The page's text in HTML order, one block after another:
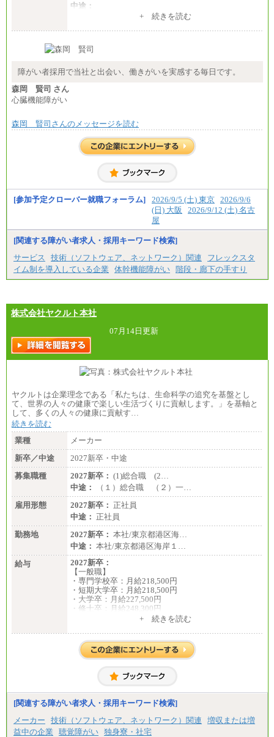
中途：
（１）～（４）274,000円（月給）～
※経験・年齢などを考慮のうえ、当社規程により優
※業務内容・勤務形態に応じて、上記給与の範囲内
※試用期間中も給与に変更はございません
+ 続きを読む
障がい者採用で当社と出会い、働きがいを実感する毎日です。
森岡 賢司 さん
心臓機能障がい
森岡 賢司さんのメッセージを読む
[参加予定クローバー就職フォーラム] 2026/9/5 (土) 東京 2026/9/6
(日) 大阪
2026/9/12 (土) 名古
屋
[関連する障がい者求人・採用キーワード検索]
サービス
技術（ソフトウェア、ネットワーク）関連
フレックスタ
イム制を導入している企業
体幹機能障がい 階段・廊下の手すり
株式会社ヤクルト本社
07月14日更新
ヤクルトは企業理念である「私たちは、生命科学の追究を基盤とし
て、世界の人々の健康で楽しい生活づくりに貢献します。」を基軸と
して、多くの人々の健康に貢献す…
続きを読む
業種
メーカー
新卒／中途
2027新卒・中途
募集職種
2027新卒： (1)総合職 (2…
中途：
（１）総合職 （２）一…
雇用形態
2027新卒： 正社員
中途： 正社員
勤務地
2027新卒： 本社/東京都港区海…
中途： 本社/東京都港区海岸１…
給与
2027新卒：
【一般職】
・専門学校卒：月給218,500円
・短期大学卒：月給218,500円
・大学卒：月給227,500円
・修士卒：月給248,300円
・博士卒：月給257,300円
【総合職】
・大学卒：月給253,500円
・修士卒：月給261,500円
※2025年度実績
※試用期間3か月中も給与に変更はございません
中途：
全職種共通
最低月給200,000円以上
※試用期間中も給与に変更はございません
+ 続きを読む
[関連する障がい者求人・採用キーワード検索]
メーカー
技術（ソフトウェア、ネットワーク）関連
増収または増
益中の企業
聴覚障がい 独身寮・社宅